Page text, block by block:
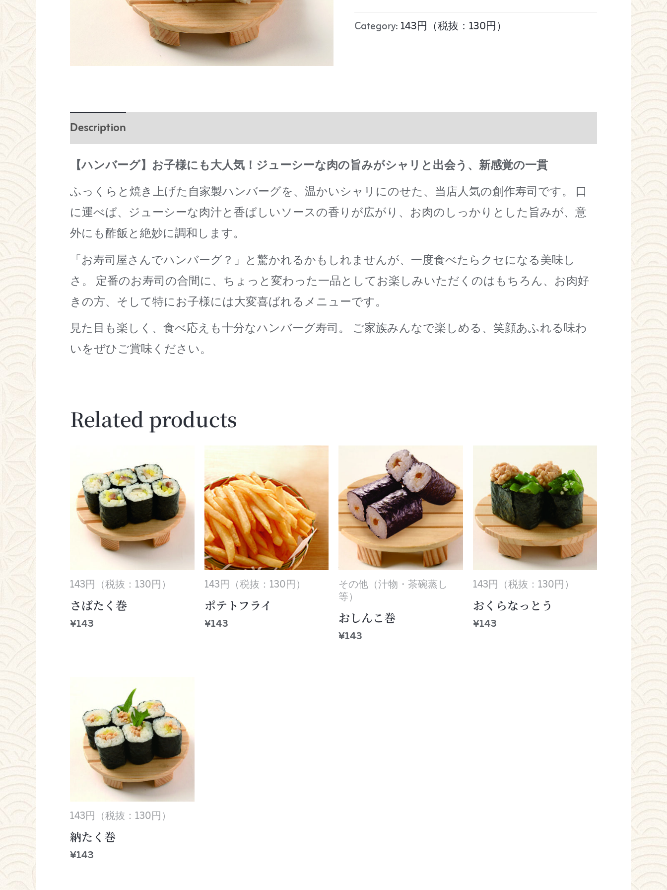
Category: 143円（税抜：130円）
Description
【ハンバーグ】お子様にも大人気！ジューシーな肉の旨みがシャリと出会う、新感覚の一貫
ふっくらと焼き上げた自家製ハンバーグを、温かいシャリにのせた、当店人気の創作寿司です。 口
に運べば、ジューシーな肉汁と香ばしいソースの香りが広がり、お肉のしっかりとした旨みが、意
外にも酢飯と絶妙に調和します。
「お寿司屋さんでハンバーグ？」と驚かれるかもしれませんが、一度食べたらクセになる美味し
さ。 定番のお寿司の合間に、ちょっと変わった一品としてお楽しみいただくのはもちろん、お肉好
きの方、そして特にお子様には大変喜ばれるメニューです。
見た目も楽しく、食べ応えも十分なハンバーグ寿司。 ご家族みんなで楽しめる、笑顔あふれる味わ
いをぜひご賞味ください。
Related products
143円（税抜：130円）
さばたく巻
¥143
143円（税抜：130円）
ポテトフライ
¥143
その他（汁物・茶碗蒸し
等）
おしんこ巻
¥143
143円（税抜：130円）
おくらなっとう
¥143
143円（税抜：130円）
納たく巻
¥143